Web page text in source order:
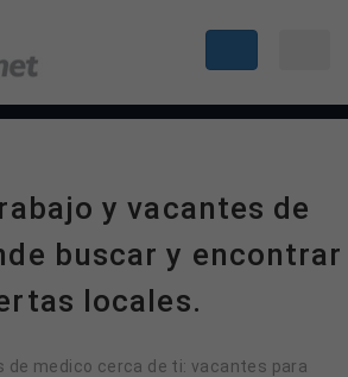
y vacantes de
buscar y encontrar
locales.
de medico cerca de ti: vacantes para